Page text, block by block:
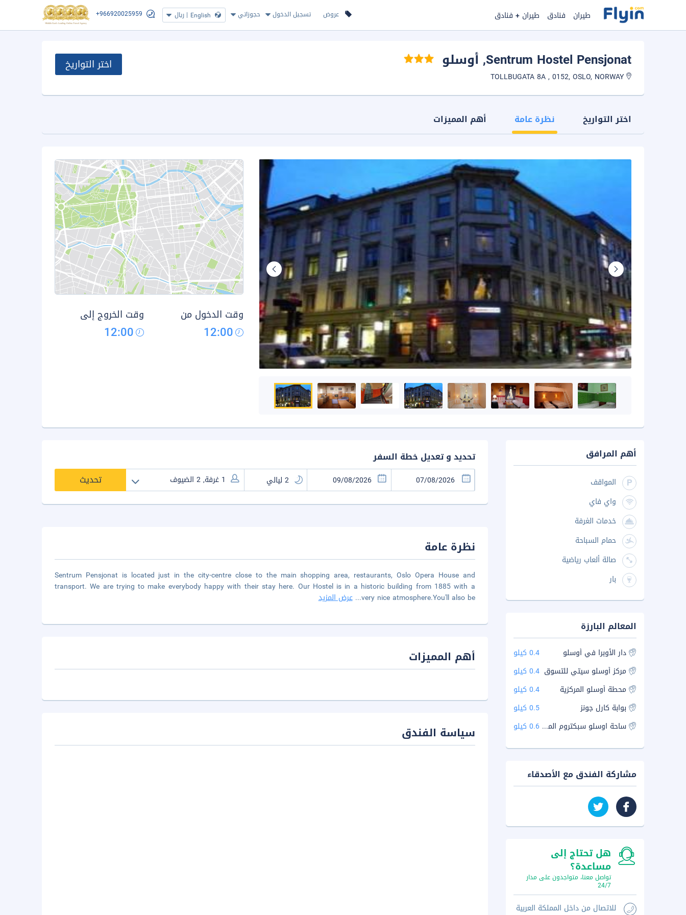
عروض تسجيل الدخول حجوزاتي English
| ريال +966920025959 طيران فنادق طيران + فنادق
Sentrum Hostel Pensjonat, أوسلو اختر التواريخ
اختر التواريخ نظرة عامة أهم المميزات
وقت الدخول من
12:00
وقت الخروج إلى
12:00
تحديد و تعديل خطة السفر
تحديث
نظرة عامة
Sentrum Pensjonat is located just in the city-centre close to the main shopping area, restaurants, Oslo Opera House and
transport. We are trying to make everybody happy with their stay here. Our Hostel is in a historic building from 1885 with a
very nice atmosphere.You'll also be
...عرض المزيد
أهم المميزات
سياسة الفندق
أهم المرافق
المواقف
واي فاي
خدمات الغرفة
حمام السباحة
صالة ألعاب رياضية
بار
المعالم البارزة
دار الأوبرا في أوسلو
0.4 كيلو
مركز أوسلو سيتي للتسوق 0.4 كيلو
محطة أوسلو المركزية
0.4 كيلو
بوابة كارل جونز
0.5 كيلو
ساحة اوسلو سبكتروم الموسيقية 0.6 كيلو
مشاركة الفندق مع الأصدقاء
هل تحتاج إلى
مساعدة؟
تواصل معنا، متواجدون على مدار
24/7
للاتصال من داخل المملكة العربية